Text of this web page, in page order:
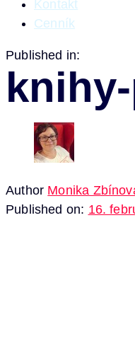
Kontakt
Cenník
Published in:
Author Monika
Published on: 16.